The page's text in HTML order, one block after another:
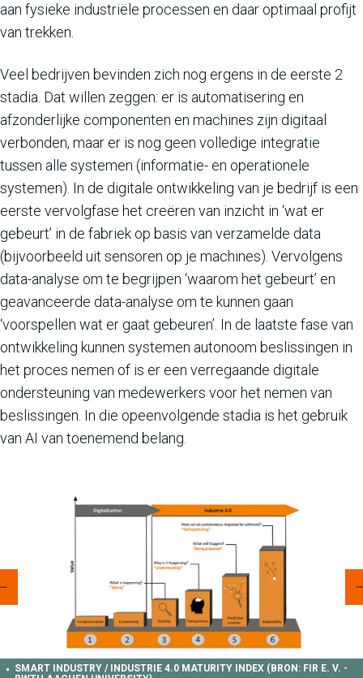
aan fysieke industriële processen en daar optimaal profijt
van trekken.
Veel bedrijven bevinden zich nog ergens in de eerste 2
stadia. Dat willen zeggen: er is automatisering en
afzonderlijke componenten en machines zijn digitaal
verbonden, maar er is nog geen volledige integratie
tussen alle systemen (informatie- en operationele
systemen). In de digitale ontwikkeling van je bedrijf is een
eerste vervolgfase het creëren van inzicht in ‘wat er
gebeurt’ in de fabriek op basis van verzamelde data
(bijvoorbeeld uit sensoren op je machines). Vervolgens
data-analyse om te begrijpen ‘waarom het gebeurt’ en
geavanceerde data-analyse om te kunnen gaan
‘voorspellen wat er gaat gebeuren’. In de laatste fase van
ontwikkeling kunnen systemen autonoom beslissingen in
het proces nemen of is er een verregaande digitale
ondersteuning van medewerkers voor het nemen van
beslissingen. In die opeenvolgende stadia is het gebruik
van AI van toenemend belang.
SMART INDUSTRY / INDUSTRIE 4.0 MATURITY INDEX (BRON: FIR E. V. -